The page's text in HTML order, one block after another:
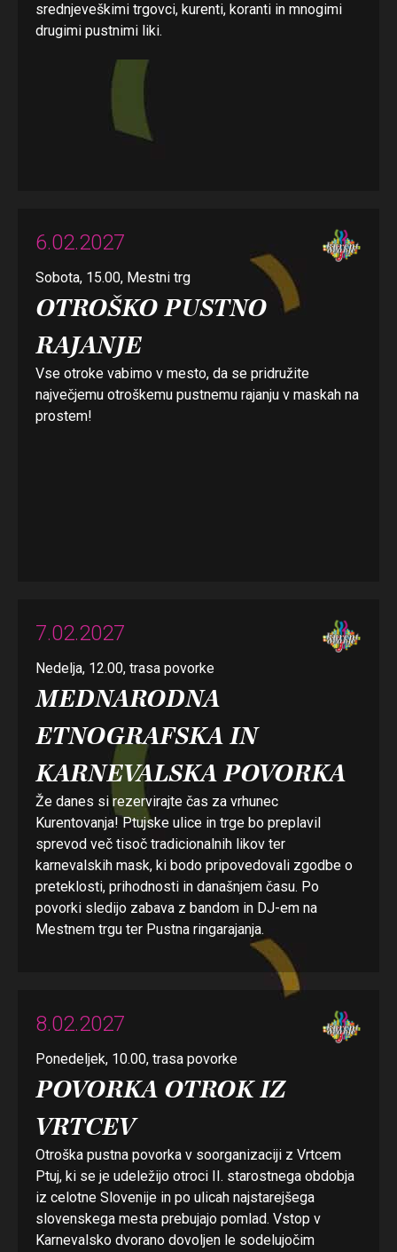
srednjeveškimi trgovci, kurenti, koranti in mnogimi
drugimi pustnimi liki.
6.02.2027
Sobota, 15.00, Mestni trg
OTROŠKO PUSTNO
RAJANJE
Vse otroke vabimo v mesto, da se pridružite
največjemu otroškemu pustnemu rajanju v maskah na
prostem!
7.02.2027
Nedelja, 12.00, trasa povorke
MEDNARODNA
ETNOGRAFSKA IN
KARNEVALSKA POVORKA
Že danes si rezervirajte čas za vrhunec
Kurentovanja! Ptujske ulice in trge bo preplavil
sprevod več tisoč tradicionalnih likov ter
karnevalskih mask, ki bodo pripovedovali zgodbe o
preteklosti, prihodnosti in današnjem času. Po
povorki sledijo zabava z bandom in DJ-em na
Mestnem trgu ter Pustna ringarajanja.
8.02.2027
Ponedeljek, 10.00, trasa povorke
POVORKA OTROK IZ
VRTCEV
Otroška pustna povorka v soorganizaciji z Vrtcem
Ptuj, ki se je udeležijo otroci II. starostnega obdobja
iz celotne Slovenije in po ulicah najstarejšega
slovenskega mesta prebujajo pomlad. Vstop v
Karnevalsko dvorano dovoljen le sodelujočim